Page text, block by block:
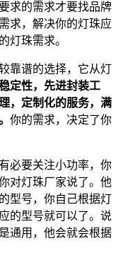
求的需求才要找品牌
求，解决你的灯珠应
灯珠需求。
靠谱的选择，它从灯
定性，先进封装工
，定制化的服务，满
你的需求，决定了你
必要关注小功率，你
对灯珠厂家说了。他
型号，你自己根据灯
的型号就可以了。说
通用，他会就会根据